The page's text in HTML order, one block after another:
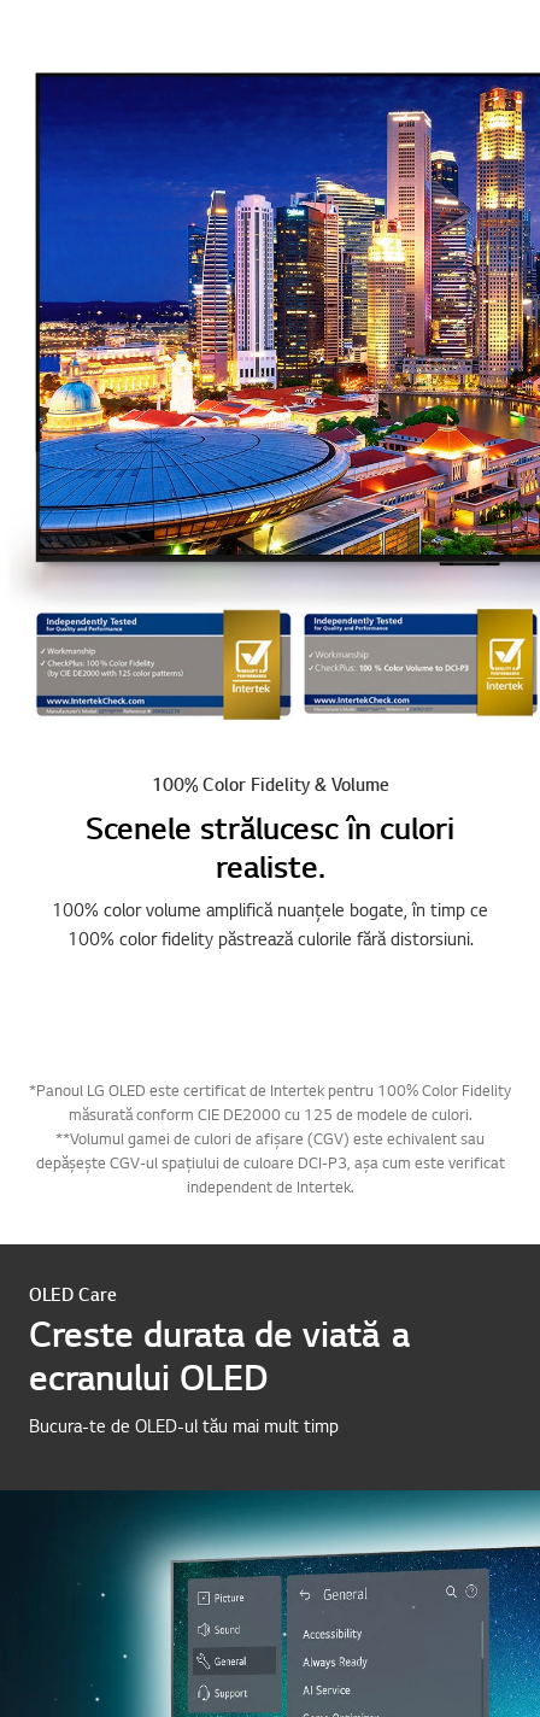
100% Color Fidelity & Volume
Scenele strălucesc în culori
realiste.
100% color volume amplifică nuanțele bogate, în timp ce
100% color fidelity păstrează culorile fără distorsiuni.
*Panoul LG OLED este certificat de Intertek pentru 100% Color Fidelity
măsurată conform CIE DE2000 cu 125 de modele de culori.
**Volumul gamei de culori de afișare (CGV) este echivalent sau
depășește CGV-ul spațiului de culoare DCI-P3, așa cum este verificat
independent de Intertek.
OLED Care
Creste durata de viată a
ecranului OLED
Bucura-te de OLED-ul tău mai mult timp